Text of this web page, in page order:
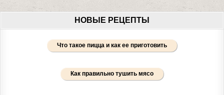
НОВЫЕ РЕЦЕПТЫ
Что такое пицца и как ее приготовить
Как правильно тушить мясо